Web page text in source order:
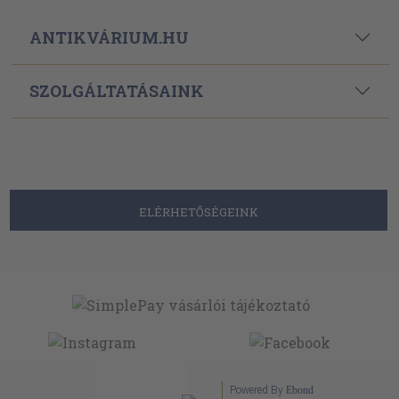
ANTIKVÁRIUM.HU
SZOLGÁLTATÁSAINK
ELÉRHETŐSÉGEINK
Powered By Ebond